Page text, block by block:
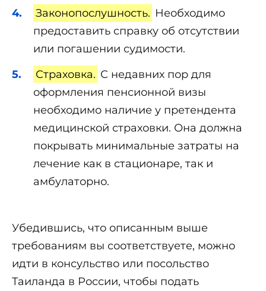
Законопослушность. Необходимо
предоставить справку об отсутствии
или погашении судимости.
Страховка. С недавних пор для
оформления пенсионной визы
необходимо наличие у претендента
медицинской страховки. Она должна
покрывать минимальные затраты на
лечение как в стационаре, так и
амбулаторно.
Убедившись, что описанным выше
требованиям вы соответствуете, можно
идти в консульство или посольство
Таиланда в России, чтобы подать